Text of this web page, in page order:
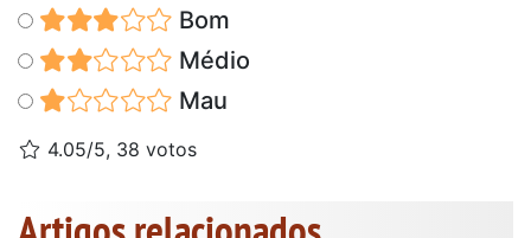
Bom
Médio
Mau
4.05/5, 38 votos